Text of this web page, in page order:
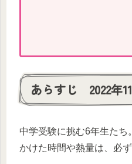
あらすじ 2022年
中学受験に挑む6年生たち。
かけた時間や熱量は、